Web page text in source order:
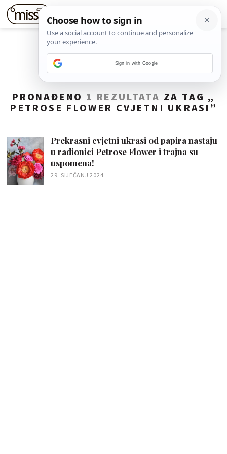
PRONAĐENO 1 REZULTATA ZA TAG „
PETROSE FLOWER CVJETNI UKRASI ”
Prekrasni cvjetni ukrasi od papira nastaju
u radionici Petrose Flower i trajna su
uspomena!
29. SIJEČANJ 2024.
Sign in with Google